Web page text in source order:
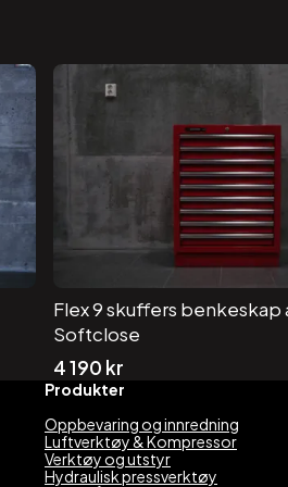
Flex 9 skuffers benkeskap
Softclose
4 190 kr
Produkter
Oppbevaring og innredning
Luftverktøy & Kompressor
Verktøy og utstyr
Hydraulisk pressverktøy